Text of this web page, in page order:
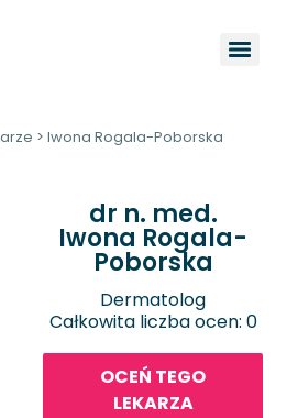
> Iwona Rogala-Poborska
dr n. med.
Iwona Rogala-
Poborska
Dermatolog
Całkowita liczba ocen: 0
OCEŃ TEGO
LEKARZA